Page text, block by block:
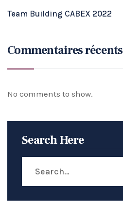
Team Building CABEX 2022
Commentaires récents
No comments to show.
Search Here